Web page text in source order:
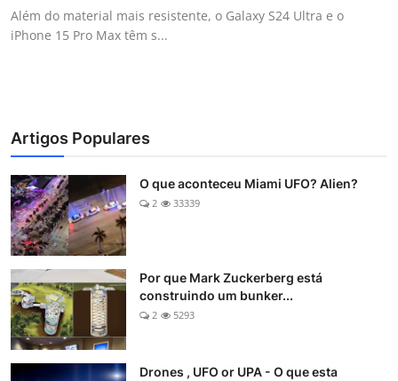
Além do material mais resistente, o Galaxy S24 Ultra e o
iPhone 15 Pro Max têm s...
Artigos Populares
O que aconteceu Miami UFO? Alien?
2 33339
Por que Mark Zuckerberg está
construindo um bunker...
2 5293
Drones , UFO or UPA - O que esta